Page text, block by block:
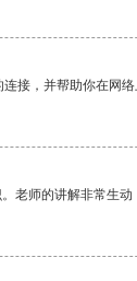
接，并帮助你在网络
老师的讲解非常生动